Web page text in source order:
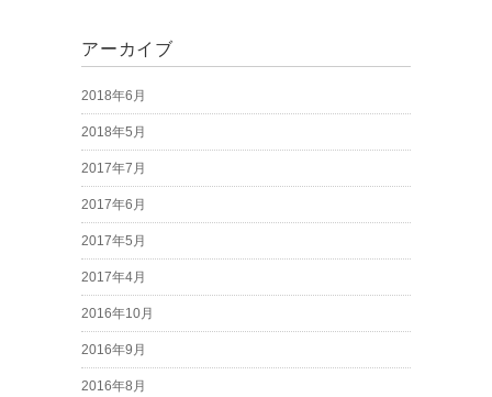
アーカイブ
2018年6月
2018年5月
2017年7月
2017年6月
2017年5月
2017年4月
2016年10月
2016年9月
2016年8月